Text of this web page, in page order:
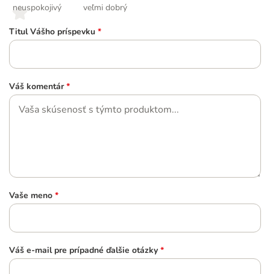
neuspokojivý
veľmi dobrý
Titul Vášho príspevku *
Váš komentár *
Vaše meno *
Váš e-mail pre prípadné ďalšie otázky *